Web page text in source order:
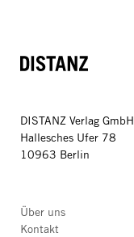
DISTANZ
DISTANZ Verlag GmbH
Hallesches Ufer 78
10963 Berlin
Über uns
Kontakt